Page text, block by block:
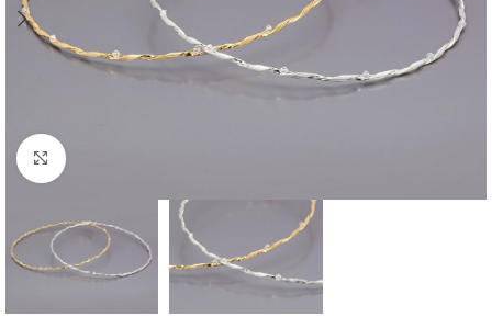
Κλικ για μεγέθυνση